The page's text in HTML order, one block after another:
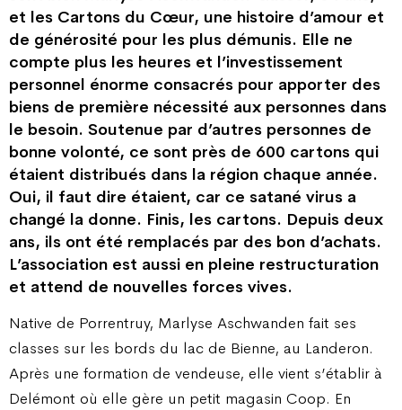
et les Cartons du Cœur, une histoire d’amour et
de générosité pour les plus démunis. Elle ne
compte plus les heures et l’investissement
personnel énorme consacrés pour apporter des
biens de première nécessité aux personnes dans
le besoin. Soutenue par d’autres personnes de
bonne volonté, ce sont près de 600 cartons qui
étaient distribués dans la région chaque année.
Oui, il faut dire étaient, car ce satané virus a
changé la donne. Finis, les cartons. Depuis deux
ans, ils ont été remplacés par des bon d’achats.
L’association est aussi en pleine restructuration
et attend de nouvelles forces vives.
Native de Porrentruy, Marlyse Aschwanden fait ses
classes sur les bords du lac de Bienne, au Landeron.
Après une formation de vendeuse, elle vient s’établir à
Delémont où elle gère un petit magasin Coop. En